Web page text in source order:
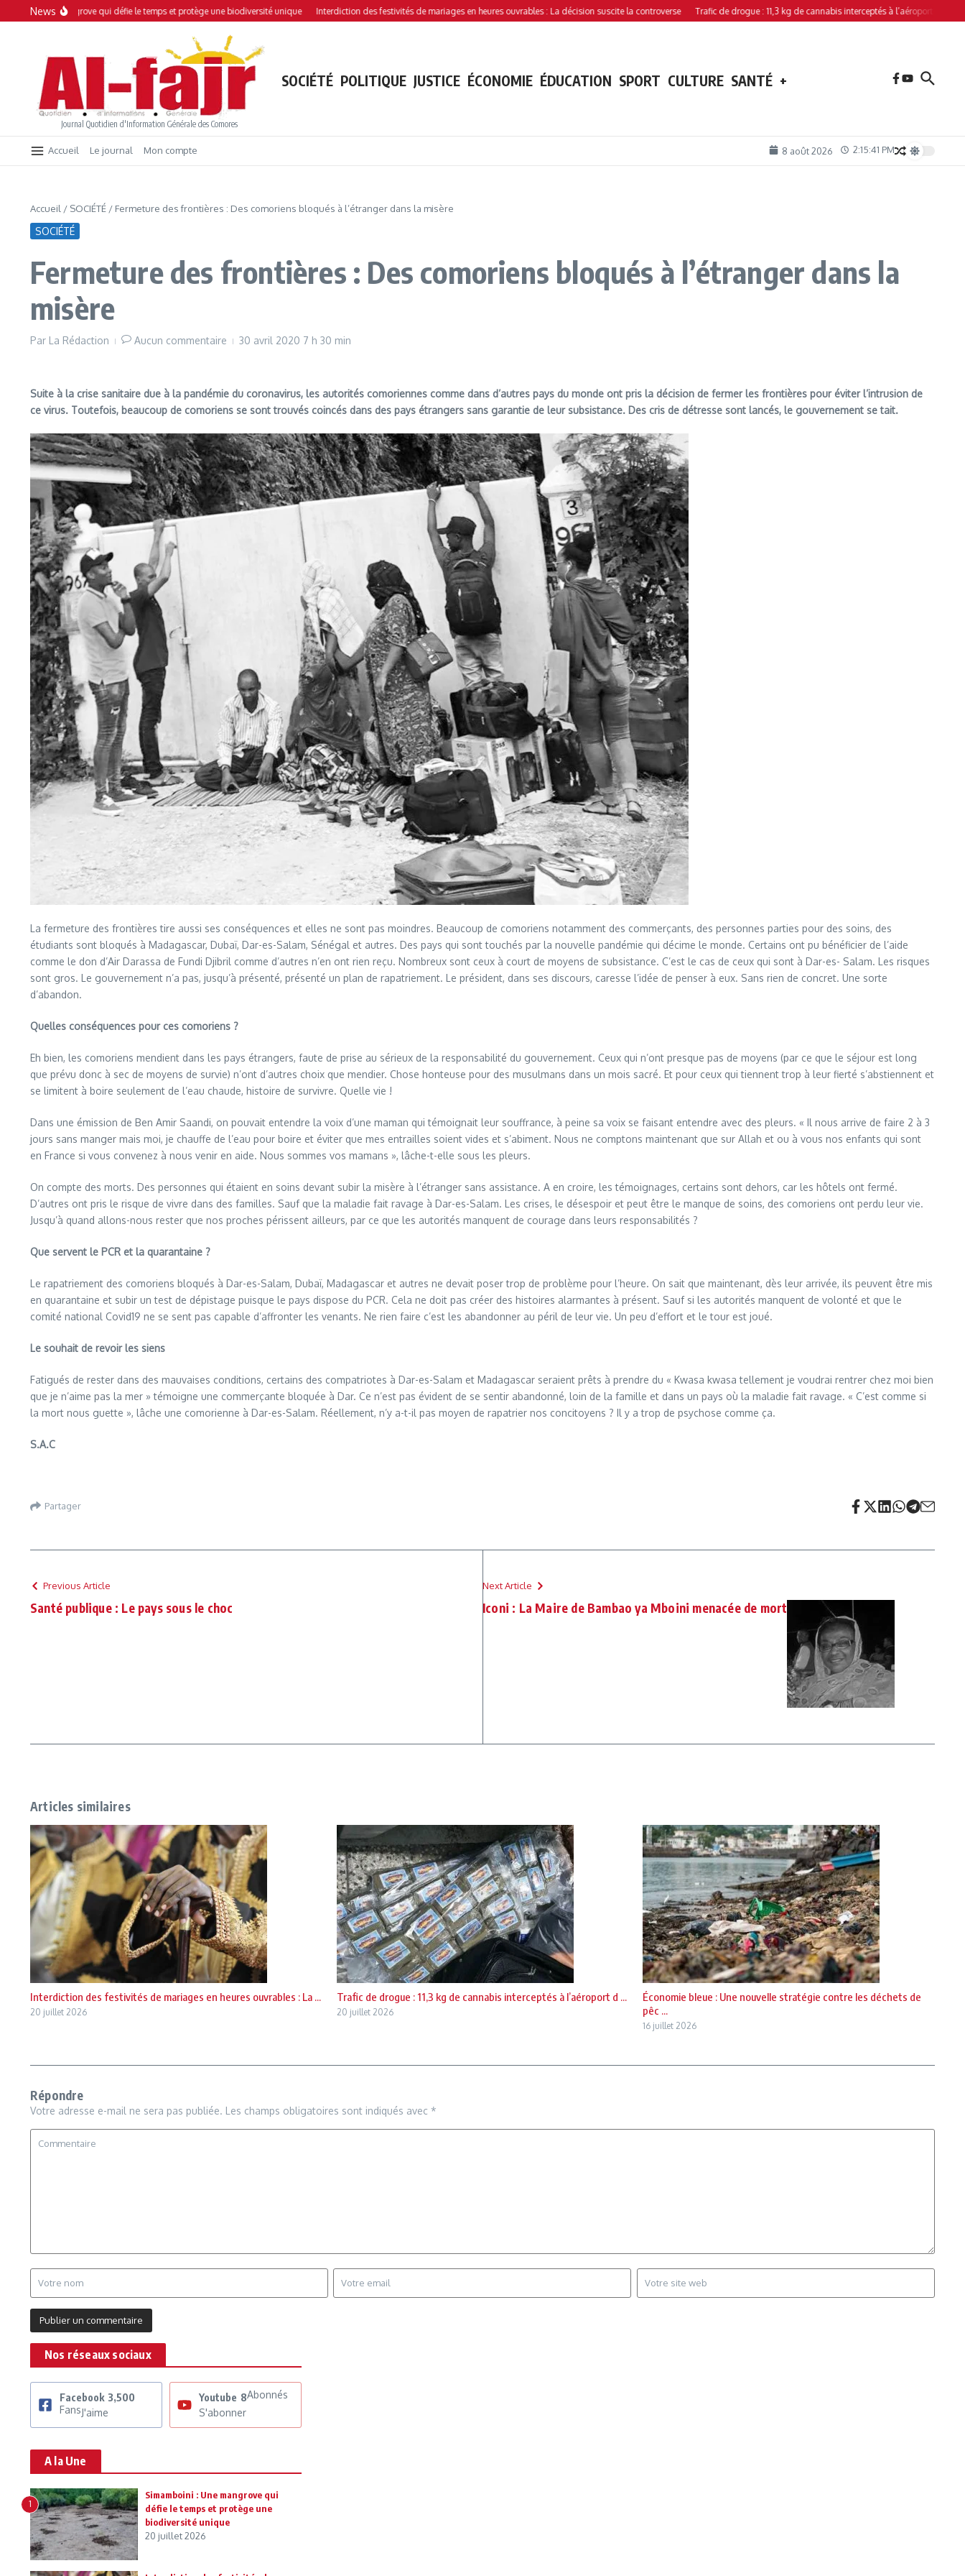
Aller au contenu
News
: Une mangrove qui défie le temps et protège une biodiversité unique Interdiction des festivités de mariages en heures ouvrables : La décision suscite la controverse Trafic de drogue : 11,3 kg de cannabis interceptés à l’aéroport de Hahaya
Journal Quotidien d'Information Générale des Comores
SOCIÉTÉ POLITIQUE JUSTICE ÉCONOMIE ÉDUCATION SPORT CULTURE SANTÉ +
Accueil Le journal Mon compte 8 août 2026 2:15:42 PM
Accueil / SOCIÉTÉ / Fermeture des frontières : Des comoriens bloqués à l’étranger dans la misère
SOCIÉTÉ
Fermeture des frontières : Des comoriens bloqués à l’étranger dans la
misère
Par La Rédaction Aucun commentaire 30 avril 2020 7 h 30 min
Suite à la crise sanitaire due à la pandémie du coronavirus, les autorités comoriennes comme dans d’autres pays du monde ont pris la décision de fermer les frontières pour éviter l’intrusion de
ce virus. Toutefois, beaucoup de comoriens se sont trouvés coincés dans des pays étrangers sans garantie de leur subsistance. Des cris de détresse sont lancés, le gouvernement se tait.
La fermeture des frontières tire aussi ses conséquences et elles ne sont pas moindres. Beaucoup de comoriens notamment des commerçants, des personnes parties pour des soins, des
étudiants sont bloqués à Madagascar, Dubaï, Dar-es-Salam, Sénégal et autres. Des pays qui sont touchés par la nouvelle pandémie qui décime le monde. Certains ont pu bénéficier de l’aide
comme le don d’Air Darassa de Fundi Djibril comme d’autres n’en ont rien reçu. Nombreux sont ceux à court de moyens de subsistance. C’est le cas de ceux qui sont à Dar-es- Salam. Les risques
sont gros. Le gouvernement n’a pas, jusqu’à présenté, présenté un plan de rapatriement. Le président, dans ses discours, caresse l’idée de penser à eux. Sans rien de concret. Une sorte
d’abandon.
Quelles conséquences pour ces comoriens ?
Eh bien, les comoriens mendient dans les pays étrangers, faute de prise au sérieux de la responsabilité du gouvernement. Ceux qui n’ont presque pas de moyens (par ce que le séjour est long
que prévu donc à sec de moyens de survie) n’ont d’autres choix que mendier. Chose honteuse pour des musulmans dans un mois sacré. Et pour ceux qui tiennent trop à leur fierté s’abstiennent et
se limitent à boire seulement de l’eau chaude, histoire de survivre. Quelle vie !
Dans une émission de Ben Amir Saandi, on pouvait entendre la voix d’une maman qui témoignait leur souffrance, à peine sa voix se faisant entendre avec des pleurs. « Il nous arrive de faire 2 à 3
jours sans manger mais moi, je chauffe de l’eau pour boire et éviter que mes entrailles soient vides et s’abiment. Nous ne comptons maintenant que sur Allah et ou à vous nos enfants qui sont
en France si vous convenez à nous venir en aide. Nous sommes vos mamans », lâche-t-elle sous les pleurs.
On compte des morts. Des personnes qui étaient en soins devant subir la misère à l’étranger sans assistance. A en croire, les témoignages, certains sont dehors, car les hôtels ont fermé.
D’autres ont pris le risque de vivre dans des familles. Sauf que la maladie fait ravage à Dar-es-Salam. Les crises, le désespoir et peut être le manque de soins, des comoriens ont perdu leur vie.
Jusqu’à quand allons-nous rester que nos proches périssent ailleurs, par ce que les autorités manquent de courage dans leurs responsabilités ?
Que servent le PCR et la quarantaine ?
Le rapatriement des comoriens bloqués à Dar-es-Salam, Dubaï, Madagascar et autres ne devait poser trop de problème pour l’heure. On sait que maintenant, dès leur arrivée, ils peuvent être mis
en quarantaine et subir un test de dépistage puisque le pays dispose du PCR. Cela ne doit pas créer des histoires alarmantes à présent. Sauf si les autorités manquent de volonté et que le
comité national Covid19 ne se sent pas capable d’affronter les venants. Ne rien faire c’est les abandonner au péril de leur vie. Un peu d’effort et le tour est joué.
Le souhait de revoir les siens
Fatigués de rester dans des mauvaises conditions, certains des compatriotes à Dar-es-Salam et Madagascar seraient prêts à prendre du « Kwasa kwasa tellement je voudrai rentrer chez moi bien
que je n’aime pas la mer » témoigne une commerçante bloquée à Dar. Ce n’est pas évident de se sentir abandonné, loin de la famille et dans un pays où la maladie fait ravage. « C’est comme si
la mort nous guette », lâche une comorienne à Dar-es-Salam. Réellement, n’y a-t-il pas moyen de rapatrier nos concitoyens ? Il y a trop de psychose comme ça.
S.A.C
Partager
Previous Article
Santé publique : Le pays sous le choc
Next Article
Iconi : La Maire de Bambao ya Mboini menacée de mort
Articles similaires
Interdiction des festivités de mariages en heures ouvrables : La ...
20 juillet 2026
Trafic de drogue : 11,3 kg de cannabis interceptés à l’aéroport d ...
20 juillet 2026
Économie bleue : Une nouvelle stratégie contre les déchets de
pêc ...
16 juillet 2026
Répondre
Votre adresse e-mail ne sera pas publiée. Les champs obligatoires sont indiqués avec *
Nos réseaux sociaux
Facebook 3,500
FansJ'aime
Youtube 8Abonnés
S'abonner
A la Une
1
Simamboini : Une mangrove qui
défie le temps et protège une
biodiversité unique
20 juillet 2026